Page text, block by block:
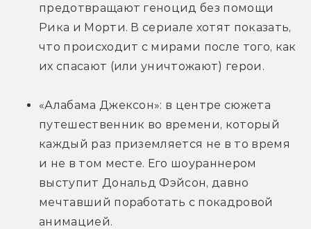
предотвращают геноцид без помощи
Рика и Морти. В сериале хотят показать,
что происходит с мирами после того, как
их спасают (или уничтожают) герои.
«Алабама Джексон»: в центре сюжета
путешественник во времени, который
каждый раз приземляется не в то время
и не в том месте. Его шоураннером
выступит Дональд Фэйсон, давно
мечтавший поработать с покадровой
анимацией.